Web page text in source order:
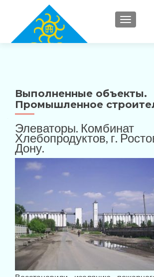
Выполненные объекты.
Промышленное
Элеваторы. Комбинат
Хлебопродуктов, г.
Дону.